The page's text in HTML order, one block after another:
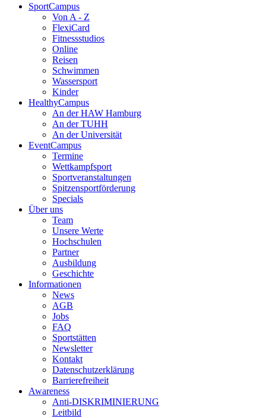
SportCampus
Von A - Z
FlexiCard
Fitnessstudios
Online
Reisen
Schwimmen
Wassersport
Kinder
HealthyCampus
An der HAW Hamburg
An der TUHH
An der Universität
EventCampus
Termine
Wettkampfsport
Sportveranstaltungen
Spitzensportförderung
Specials
Über uns
Team
Unsere Werte
Hochschulen
Partner
Ausbildung
Geschichte
Informationen
News
AGB
Jobs
FAQ
Sportstätten
Newsletter
Kontakt
Datenschutzerklärung
Barrierefreiheit
Awareness
Anti-DISKRIMINIERUNG
Leitbild